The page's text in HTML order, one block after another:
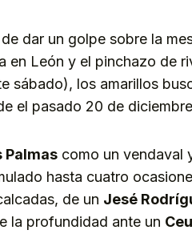
dar un golpe sobre la
en León y el pinchazo de
sábado), los amarillos
el pasado 20 de
Palmas como un vendaval
hasta cuatro
de un Jesé
la profundidad ante un